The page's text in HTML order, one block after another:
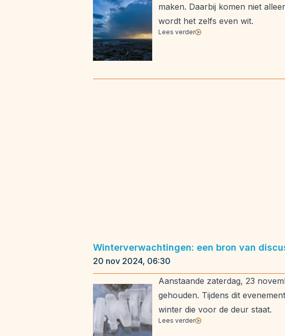
maken. Daarbij komen niet
wordt het zelfs even wit.
Lees verder
Winterverwachtingen: een bron van
20 nov 2024, 06:30
Aanstaande zaterdag, 23
gehouden. Tijdens dit
winter die voor de deur staat.
Lees verder